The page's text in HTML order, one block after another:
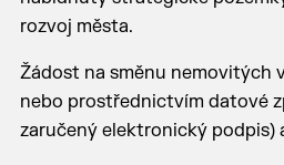
rozvoj města.
Žádost na směnu nemovitých
nebo prostřednictvím datové
zaručený elektronický podpis)